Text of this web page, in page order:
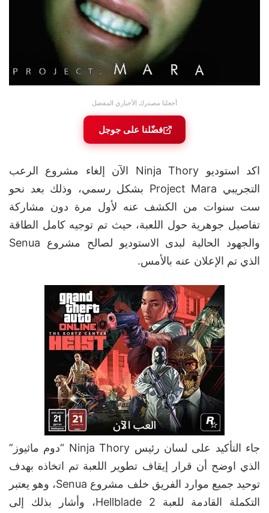
أجعلنا مصدرك الأخباري المفضل
فضّلنا على جوجل
اكد استوديو Ninja Thory الآن إلغاء مشروع الرعب
التجريبي Project Mara بشكل رسمي، وذلك بعد نحو
ست سنوات من الكشف عنه لأول مرة دون مشاركة
تفاصيل جوهرية حول اللعبة، حيث تم توجيه كامل الطاقة
والجهود الحالية لبدى الاستوديو لصالح مشروع Senua
الذي تم الإعلان عنه بالأمس.
جاء التأكيد على لسان رئيس Ninja Thory “دوم ماثيوز”
الذي اوضح أن قرار إيقاف تطوير اللعبة تم اتخاذه بهدف
توحيد جميع موارد الفريق خلف مشروع Senua، وهو يعتبر
التكملة القادمة للعبة Hellblade 2، وأشار بذلك إلى